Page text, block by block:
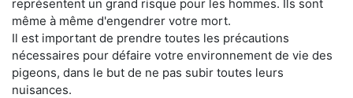
représentent un grand risque pour les hommes. Ils sont
même à même d'engendrer votre mort.
Il est important de prendre toutes les précautions
nécessaires pour défaire votre environnement de vie des
pigeons, dans le but de ne pas subir toutes leurs
nuisances.